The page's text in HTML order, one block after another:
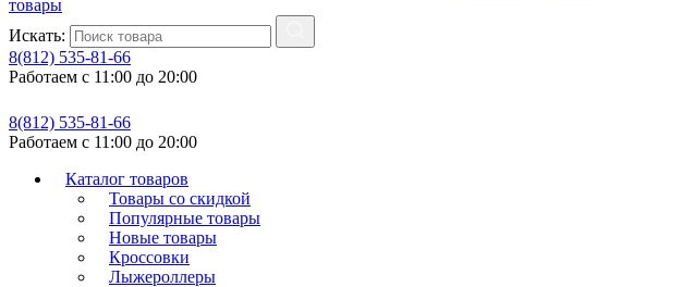
товары
Искать:
8(812) 535-81-66
Работаем с 11:00 до 20:00
8(812) 535-81-66
Работаем с 11:00 до 20:00
Каталог товаров
Товары со скидкой
Популярные товары
Новые товары
Кроссовки
Лыжероллеры